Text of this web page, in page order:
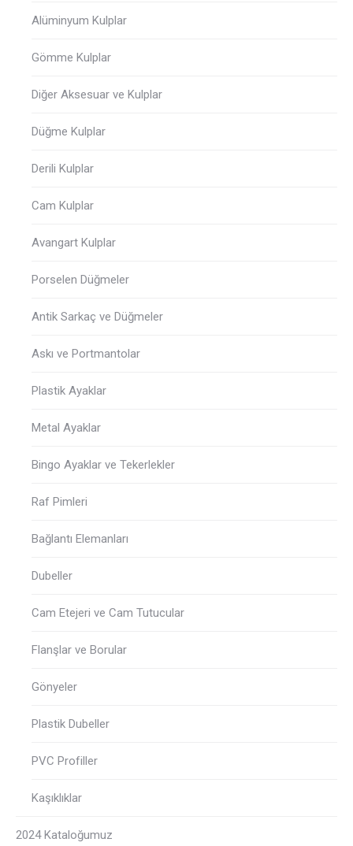
Alüminyum Kulplar
Gömme Kulplar
Diğer Aksesuar ve Kulplar
Düğme Kulplar
Derili Kulplar
Cam Kulplar
Avangart Kulplar
Porselen Düğmeler
Antik Sarkaç ve Düğmeler
Askı ve Portmantolar
Plastik Ayaklar
Metal Ayaklar
Bingo Ayaklar ve Tekerlekler
Raf Pimleri
Bağlantı Elemanları
Dubeller
Cam Etejeri ve Cam Tutucular
Flanşlar ve Borular
Gönyeler
Plastik Dubeller
PVC Profiller
Kaşıklıklar
2024 Kataloğumuz